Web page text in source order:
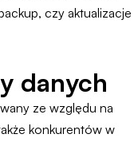
czy aktualizacje
danych
ze względu na
konkurentów w